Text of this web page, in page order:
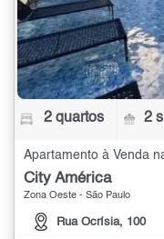
2 quartos 2
Apartamento à Venda
City América
Zona Oeste - São Paulo
Rua Ocrísia, 100